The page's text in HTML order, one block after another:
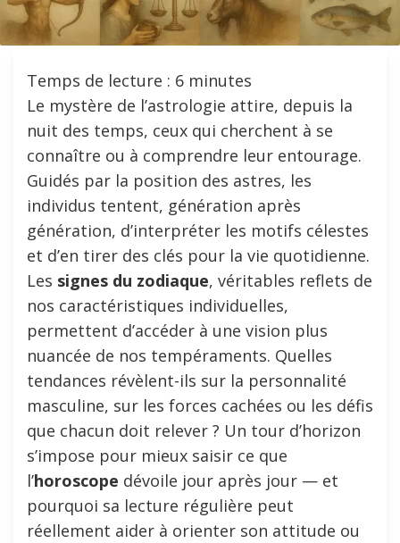
Temps de lecture : 6 minutes
Le mystère de l’astrologie attire, depuis la
nuit des temps, ceux qui cherchent à se
connaître ou à comprendre leur entourage.
Guidés par la position des astres, les
individus tentent, génération après
génération, d’interpréter les motifs célestes
et d’en tirer des clés pour la vie quotidienne.
Les signes du zodiaque, véritables reflets de
nos caractéristiques individuelles,
permettent d’accéder à une vision plus
nuancée de nos tempéraments. Quelles
tendances révèlent-ils sur la personnalité
masculine, sur les forces cachées ou les défis
que chacun doit relever ? Un tour d’horizon
s’impose pour mieux saisir ce que
l’horoscope dévoile jour après jour — et
pourquoi sa lecture régulière peut
réellement aider à orienter son attitude ou